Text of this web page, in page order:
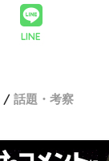
LINE
話題・考察